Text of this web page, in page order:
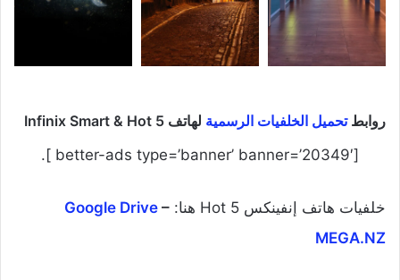
روابطتحميل الخلفيات الرسمية لهاتف Infinix Smart & Hot 5
[better-ads type=’banner’ banner=’20349′ ].
خلفيات هاتف إنفينكس Hot 5 هنا: Google Drive –
MEGA.NZ